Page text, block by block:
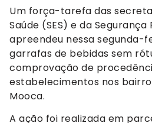
Um força-tarefa das
Saúde (SES) e da Segurança
apreendeu nessa segunda-
garrafas de bebidas sem
comprovação de
estabelecimentos nos
Mooca.
A ação foi realizada em